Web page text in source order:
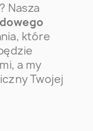
Nasza
które
a my
Twojej